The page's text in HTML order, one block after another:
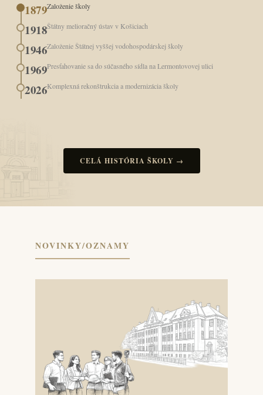
1879Založenie školy
1918Štátny melioračný ústav v Košiciach
1946Založenie Štátnej vyššej vodohospodárskej školy
1969Presťahovanie sa do súčasného sídla na Lermontovovej ulici
2026Komplexná rekonštrukcia a modernizácia školy
CELÁ HISTÓRIA ŠKOLY →
NOVINKY/OZNAMY